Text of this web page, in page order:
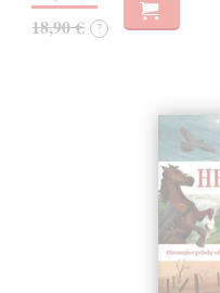
18,90 € ?